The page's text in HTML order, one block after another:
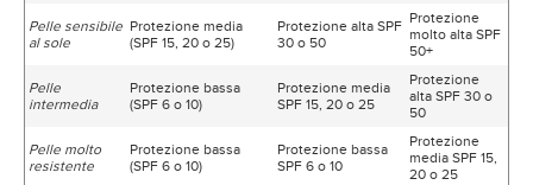
Pelle sensibile
al sole
Protezione media
(SPF 15, 20 o 25)
Protezione alta SPF
30 o 50
Protezione
molto alta SPF
50+
Pelle
intermedia
Protezione bassa
(SPF 6 o 10)
Protezione media
SPF 15, 20 o 25
Protezione
alta SPF 30 o
50
Pelle molto
resistente
Protezione bassa
(SPF 6 o 10)
Protezione bassa
SPF 6 o 10
Protezione
media SPF 15,
20 o 25